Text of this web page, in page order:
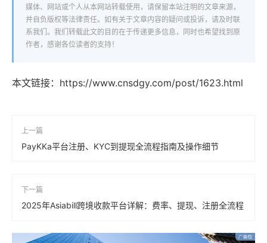
媒体、网站或个人从本网站转载使用，请保留本站注明的文章来源，
并自负版权等法律责任。如有关于文章内容的疑问或投诉，请及时联
系我们。我们转载此文的目的在于传递更多信息，同时也希望找到原
作者，感谢各位读者的支持！
本文链接： https://www.cnsdgy.com/post/1623.html
上一篇
PayKKa平台注册、KYC到提现全流程指南及操作细节
下一篇
2025年Asiabill跨境收款平台详解：费率、提现、注册全流程